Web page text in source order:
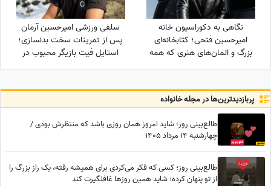
نگاهی به دکوراسیون خانه
امیرحسین فتحی؛ کتابخانه‌ای
بزرگ و المان‌های هنری که همه
را غافلگیر کرد/ بیخود نیست
سلفی ورزشی امیرحسین آرمان
پس از تمرینات سخت بدنسازی؛
استایل فیت بازیگر محبوب در
باشگاه
پربازدید‌ترین‌ها در مجله خانواده
طالع‌بینی روز؛ شاید امروز همان روزی باشد که منتظرش بودی /
چهارشنبه 14 مرداد 1405
طالع‌بینی روز؛ کسی که فکر می‌کردی برای همیشه رفته، یک راز بزرگ را
از تو پنهان کرده؛ شاید همین روزها غافلگیرت کند